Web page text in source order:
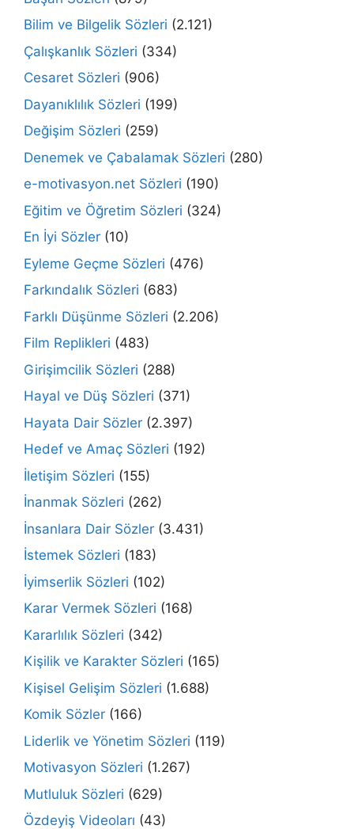
Bilim ve Bilgelik Sözleri (2.121)
Çalışkanlık Sözleri (334)
Cesaret Sözleri (906)
Dayanıklılık Sözleri (199)
Değişim Sözleri (259)
Denemek ve Çabalamak Sözleri (280)
e-motivasyon.net Sözleri (190)
Eğitim ve Öğretim Sözleri (324)
En İyi Sözler (10)
Eyleme Geçme Sözleri (476)
Farkındalık Sözleri (683)
Farklı Düşünme Sözleri (2.206)
Film Replikleri (483)
Girişimcilik Sözleri (288)
Hayal ve Düş Sözleri (371)
Hayata Dair Sözler (2.397)
Hedef ve Amaç Sözleri (192)
İletişim Sözleri (155)
İnanmak Sözleri (262)
İnsanlara Dair Sözler (3.431)
İstemek Sözleri (183)
İyimserlik Sözleri (102)
Karar Vermek Sözleri (168)
Kararlılık Sözleri (342)
Kişilik ve Karakter Sözleri (165)
Kişisel Gelişim Sözleri (1.688)
Komik Sözler (166)
Liderlik ve Yönetim Sözleri (119)
Motivasyon Sözleri (1.267)
Mutluluk Sözleri (629)
Özdeyiş Videoları (43)